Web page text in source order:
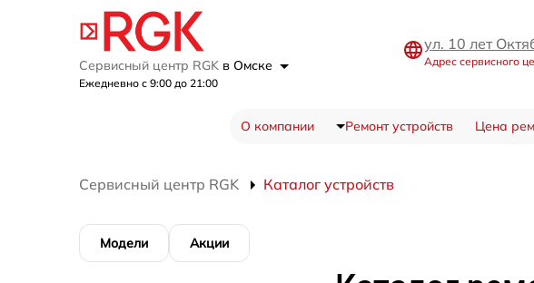
Сервисный центр RGK в Омске
Ежедневно с 9:00 до 21:00
ул. 10 лет
Адрес сервисного
О компании Ремонт устройств Цена
Сервисный центр RGK Каталог устройств
Модели Акции